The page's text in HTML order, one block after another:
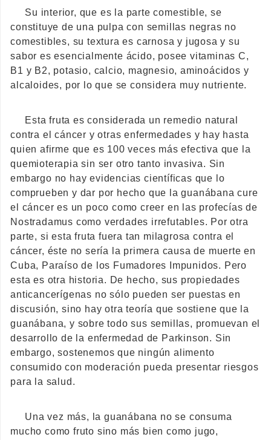
Su interior, que es la parte comestible, se
constituye de una pulpa con semillas negras no
comestibles, su textura es carnosa y jugosa y su
sabor es esencialmente ácido, posee vitaminas C,
B1 y B2, potasio, calcio, magnesio, aminoácidos y
alcaloides, por lo que se considera muy nutriente.
Esta fruta es considerada un remedio natural
contra el cáncer y otras enfermedades y hay hasta
quien afirme que es 100 veces más efectiva que la
quemioterapia sin ser otro tanto invasiva. Sin
embargo no hay evidencias científicas que lo
comprueben y dar por hecho que la guanábana cure
el cáncer es un poco como creer en las profecías de
Nostradamus como verdades irrefutables. Por otra
parte, si esta fruta fuera tan milagrosa contra el
cáncer, éste no sería la primera causa de muerte en
Cuba, Paraíso de los Fumadores Impunidos. Pero
esta es otra historia. De hecho, sus propiedades
anticancerígenas no sólo pueden ser puestas en
discusión, sino hay otra teoría que sostiene que la
guanábana, y sobre todo sus semillas, promuevan el
desarrollo de la enfermedad de Parkinson. Sin
embargo, sostenemos que ningún alimento
consumido con moderación pueda presentar riesgos
para la salud.
Una vez más, la guanábana no se consuma
mucho como fruto sino más bien como jugo,